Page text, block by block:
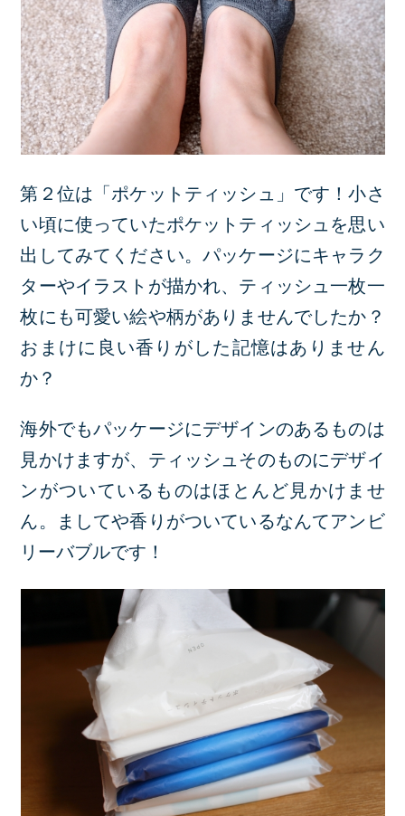
第２位は「ポケットティッシュ」です！小さ
い頃に使っていたポケットティッシュを思い
出してみてください。パッケージにキャラク
ターやイラストが描かれ、ティッシュ一枚一
枚にも可愛い絵や柄がありませんでしたか？
おまけに良い香りがした記憶はありません
か？
海外でもパッケージにデザインのあるものは
見かけますが、ティッシュそのものにデザイ
ンがついているものはほとんど見かけませ
ん。ましてや香りがついているなんてアンビ
リーバブルです！